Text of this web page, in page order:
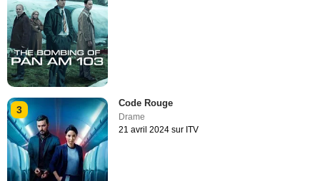
3
Code Rouge
Drame
21 avril 2024 sur ITV